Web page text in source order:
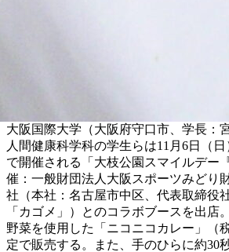
大阪国際大学（大阪府守口市、学長：
人間健康科学科の学生らは11月6日（
で開催される「大枝公園スマイルデー
催：一般財団法人大阪スポーツみどり
社（本社：名古屋市中区、代表取締役
「カゴメ」）とのコラボブースを出店
野菜を使用した「ニコニコカレー」（
定で販売する。また、手のひらに約30